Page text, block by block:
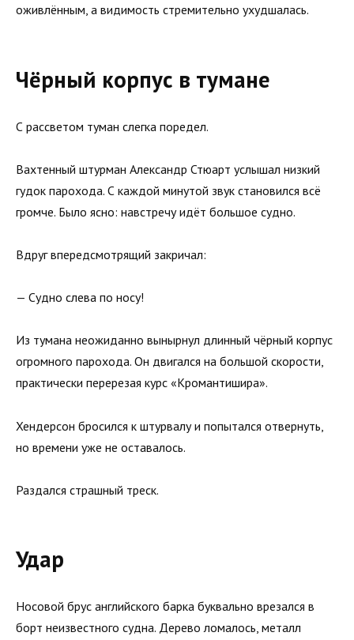
оживлённым, а видимость стремительно ухудшалась.
Чёрный корпус в тумане
С рассветом туман слегка поредел.
Вахтенный штурман Александр Стюарт услышал низкий
гудок парохода. С каждой минутой звук становился всё
громче. Было ясно: навстречу идёт большое судно.
Вдруг впередсмотрящий закричал:
— Судно слева по носу!
Из тумана неожиданно вынырнул длинный чёрный корпус
огромного парохода. Он двигался на большой скорости,
практически перерезая курс «Кромантишира».
Хендерсон бросился к штурвалу и попытался отвернуть,
но времени уже не оставалось.
Раздался страшный треск.
Удар
Носовой брус английского барка буквально врезался в
борт неизвестного судна. Дерево ломалось, металл